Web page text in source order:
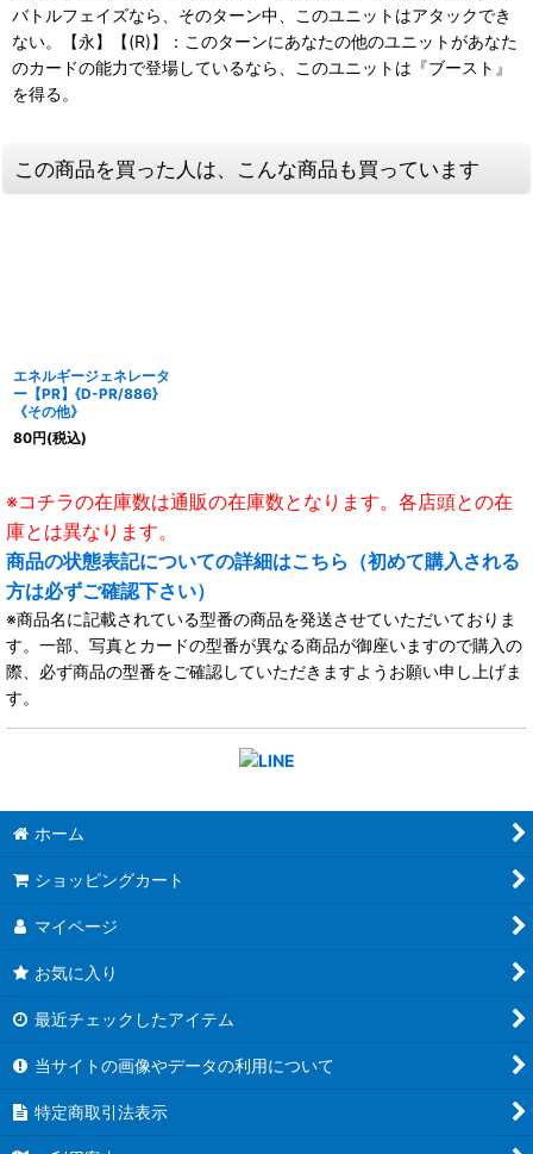
バトルフェイズなら、そのターン中、このユニットはアタックでき
ない。【永】【(R)】：このターンにあなたの他のユニットがあなた
のカードの能力で登場しているなら、このユニットは『ブースト』
を得る。
この商品を買った人は、こんな商品も買っています
エネルギージェネレータ
ー【PR】{D-PR/886}
《その他》
80円(税込)
※コチラの在庫数は通販の在庫数となります。各店頭との在
庫とは異なります。
商品の状態表記についての詳細はこちら（初めて購入される
方は必ずご確認下さい）
※商品名に記載されている型番の商品を発送させていただいておりま
す。一部、写真とカードの型番が異なる商品が御座いますので購入の
際、必ず商品の型番をご確認していただきますようお願い申し上げま
す。
ホーム
ショッピングカート
マイページ
お気に入り
最近チェックしたアイテム
当サイトの画像やデータの利用について
特定商取引法表示